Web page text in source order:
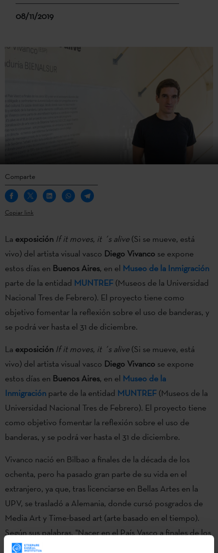
08/11/2019
Comparte
Copiar link
La exposición If it moves, it ´s alive(Si se mueve, está
vivo) del artista visual vasco Diego Vivanco se expone
estos días en Buenos Aires, en el Museo de la Inmigración
parte de la entidad MUNTREF (Museos de la Universidad
Nacional Tres de Febrero). El proyecto tiene como
objetivo fomentar la reflexión sobre el uso de banderas, y
se podrá ver hasta el 31 de diciembre.
La exposición If it moves, it ´s alive(Si se mueve, está
vivo) del artista visual vasco Diego Vivanco se expone
estos días en Buenos Aires, en el Museo de la
Inmigración parte de la entidad MUNTREF (Museos de la
Universidad Nacional Tres de Febrero). El proyecto tiene
como objetivo fomentar la reflexión sobre el uso de
banderas, y se podrá ver hasta el 31 de diciembre.
Vivanco nació en Bilbao a finales de la década de los
ochenta, pero ha pasado gran parte de su vida en el
extranjero, ya que, tras licenciarse en Bellas Artes en la
UPV, se trasladó a Alemania, donde cursó posgrados de
Media Art y Time-based art (arte basado en el tiempo).
Según sus palabras, "Nacer en el País Vasco a finales de los
80 y vivir en el extranjero durante diez años me ha